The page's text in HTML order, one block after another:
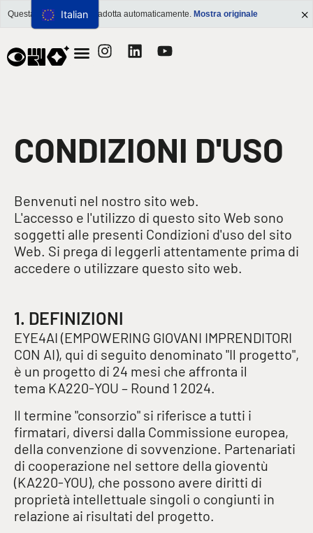
Questa pagina è stata tradotta automaticamente. Mostra originale
Salta al
CONDIZIONI D'USO
Benvenuti nel nostro sito web.
L'accesso e l'utilizzo di questo sito Web sono
soggetti alle presenti Condizioni d'uso del sito
Web. Si prega di leggerli attentamente prima di
accedere o utilizzare questo sito web.
1. DEFINIZIONI
EYE4AI (EMPOWERING GIOVANI IMPRENDITORI
CON AI), qui di seguito denominato "Il progetto",
è un progetto di 24 mesi che affronta il
tema KA220-YOU – Round 1 2024.
Il termine "consorzio" si riferisce a tutti i
firmatari, diversi dalla Commissione europea,
della convenzione di sovvenzione. Partenariati
di cooperazione nel settore della gioventù
(KA220-YOU), che possono avere diritti di
proprietà intellettuale singoli o congiunti in
relazione ai risultati del progetto.
Italian